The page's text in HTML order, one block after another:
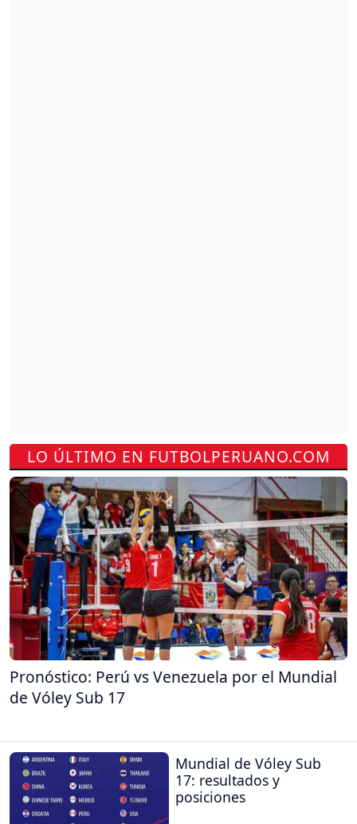
LO ÚLTIMO EN FUTBOLPERUANO.COM
Pronóstico: Perú vs Venezuela por el Mundial
de Vóley Sub 17
Mundial de Vóley Sub
17: resultados y
posiciones